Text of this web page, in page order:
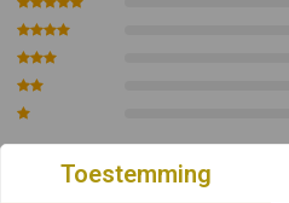
Toestemming